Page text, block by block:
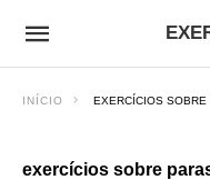
INÍCIO EXERCÍCIOS SOBRE
exercícios sobre